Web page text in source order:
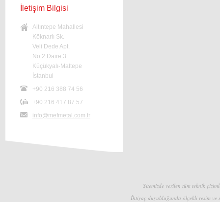
İletişim Bilgisi
Altıntepe Mahallesi
Köknarlı Sk.
Veli Dede Apt.
No:2 Daire:3
Küçükyalı-Maltepe
İstanbul
+90 216 388 74 56
+90 216 417 87 57
info@mefmetal.com.tr
Sitemizde verilen tüm teknik
İhtiyaç duyulduğunda ölçekli resim ve